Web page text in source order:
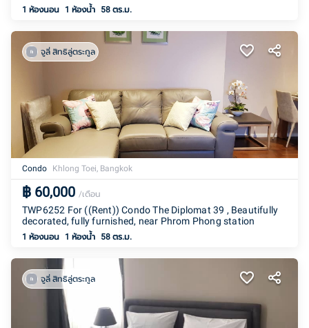
1 ห้องนอน 1 ห้องน้ำ 58 ตร.ม.
จูลี่ สิทธิลู่ตระกูล
Condo Khlong Toei, Bangkok
฿ 60,000 /เดือน
TWP6252 For ((Rent)) Condo The Diplomat 39 , Beautifully
decorated, fully furnished, near Phrom Phong station
1 ห้องนอน 1 ห้องน้ำ 58 ตร.ม.
จูลี่ สิทธิลู่ตระกูล